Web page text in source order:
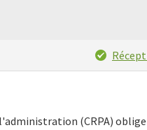
(CRPA) oblige